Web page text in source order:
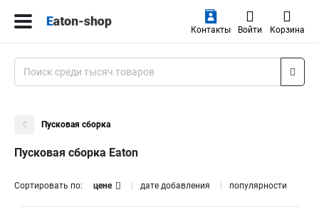
Контакты Войти Корзина
Пусковая сборка
Пусковая сборка Eaton
Сортировать по: цене дате добавления популярности